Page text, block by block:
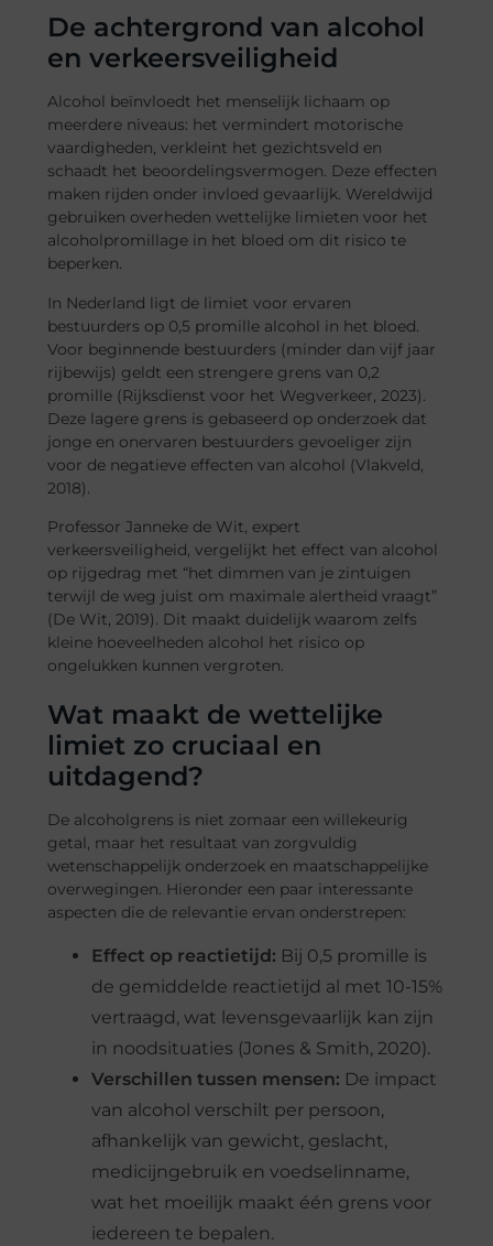
De achtergrond van alcohol
en verkeersveiligheid
Alcohol beïnvloedt het menselijk lichaam op
meerdere niveaus: het vermindert motorische
vaardigheden, verkleint het gezichtsveld en
schaadt het beoordelingsvermogen. Deze effecten
maken rijden onder invloed gevaarlijk. Wereldwijd
gebruiken overheden wettelijke limieten voor het
alcoholpromillage in het bloed om dit risico te
beperken.
In Nederland ligt de limiet voor ervaren
bestuurders op 0,5 promille alcohol in het bloed.
Voor beginnende bestuurders (minder dan vijf jaar
rijbewijs) geldt een strengere grens van 0,2
promille (Rijksdienst voor het Wegverkeer, 2023).
Deze lagere grens is gebaseerd op onderzoek dat
jonge en onervaren bestuurders gevoeliger zijn
voor de negatieve effecten van alcohol (Vlakveld,
2018).
Professor Janneke de Wit, expert
verkeersveiligheid, vergelijkt het effect van alcohol
op rijgedrag met “het dimmen van je zintuigen
terwijl de weg juist om maximale alertheid vraagt”
(De Wit, 2019). Dit maakt duidelijk waarom zelfs
kleine hoeveelheden alcohol het risico op
ongelukken kunnen vergroten.
Wat maakt de wettelijke
limiet zo cruciaal en
uitdagend?
De alcoholgrens is niet zomaar een willekeurig
getal, maar het resultaat van zorgvuldig
wetenschappelijk onderzoek en maatschappelijke
overwegingen. Hieronder een paar interessante
aspecten die de relevantie ervan onderstrepen:
Effect op reactietijd: Bij 0,5 promille is
de gemiddelde reactietijd al met 10-15%
vertraagd, wat levensgevaarlijk kan zijn
in noodsituaties (Jones & Smith, 2020).
Verschillen tussen mensen: De impact
van alcohol verschilt per persoon,
afhankelijk van gewicht, geslacht,
medicijngebruik en voedselinname,
wat het moeilijk maakt één grens voor
iedereen te bepalen.